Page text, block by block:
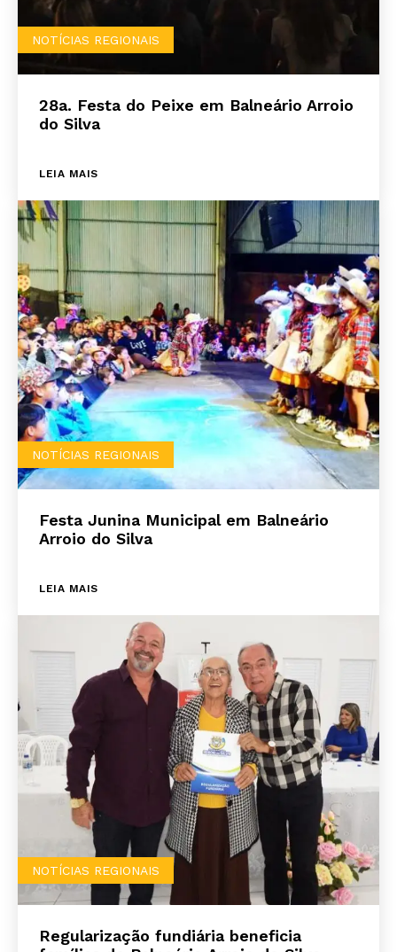
NOTÍCIAS REGIONAIS
28a. Festa do Peixe em Balneário Arroio
do Silva
LEIA MAIS
NOTÍCIAS REGIONAIS
Festa Junina Municipal em Balneário
Arroio do Silva
LEIA MAIS
NOTÍCIAS REGIONAIS
Regularização fundiária beneficia